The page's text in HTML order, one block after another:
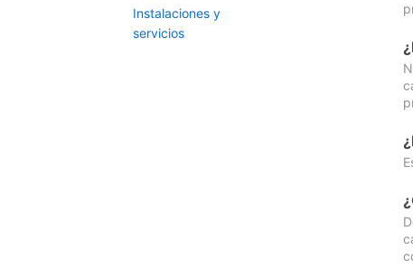
Instalaciones y
servicios